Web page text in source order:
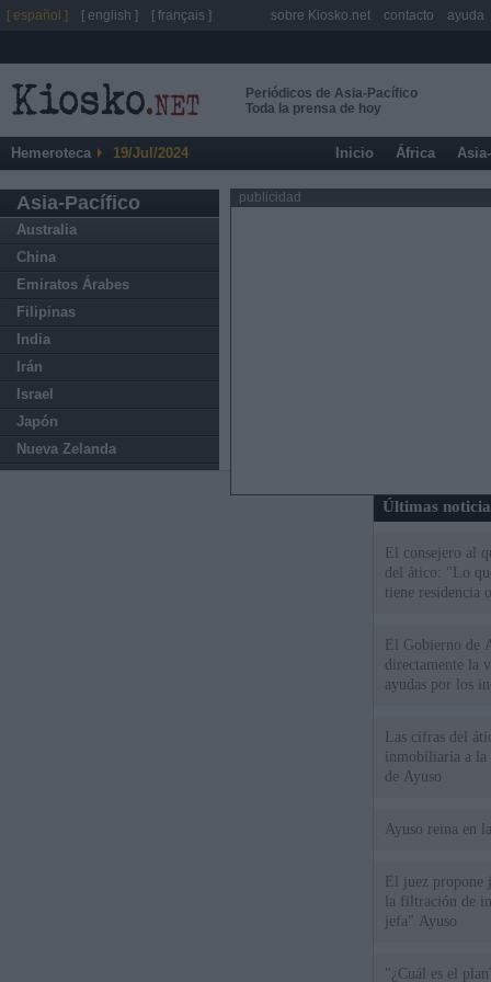
Periódicos de Asia-Pacífico
Toda la prensa de hoy
Hemeroteca 19/Jul/2024 Inicio África
Asia-Pacífico
Australia
China
Emiratos Árabes
Filipinas
India
Irán
Israel
Japón
Nueva Zelanda
publicidad
Últimas
El consejero al
del ático: "Lo
tiene residencia
El Gobierno de
directamente la
ayudas por los
Las cifras del
inmobiliaria a la
de Ayuso
Ayuso reina en
El juez propone
la filtración de
jefa" Ayuso
"¿Cuál es el
[ español ] [ english ] [ français ] sobre Kiosko.net contacto ayuda